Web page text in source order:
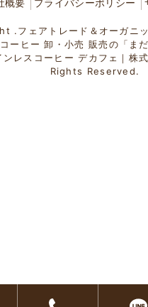
.フェアトレード＆オーガニ
ーヒー 卸・小売 販売の「ま
ンレスコーヒー デカフェ｜株
Rights Reserved.